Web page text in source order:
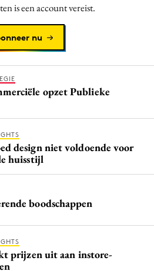
is een account vereist.
nu
opzet Publieke
design niet voldoende voor
huisstijl
boodschappen
prijzen uit aan instore-